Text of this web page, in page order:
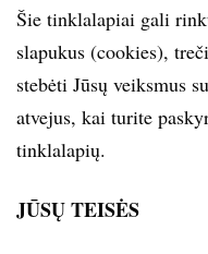
Šie tinklalapiai gali
slapukus (cookies),
stebėti Jūsų veiksmus
atvejus, kai turite
tinklalapių.
JŪSŲ TEISĖS